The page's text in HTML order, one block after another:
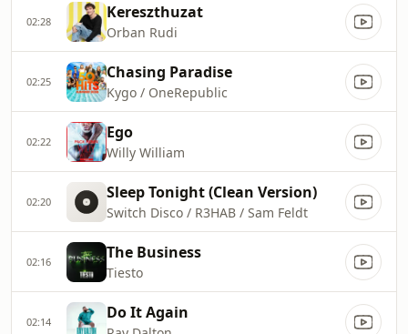
02:28 Kereszthuzat
Orban Rudi
02:25 Chasing Paradise
Kygo / OneRepublic
02:22 Ego
Willy William
02:20 Sleep Tonight (Clean Version)
Switch Disco / R3HAB / Sam Feldt
02:16 The Business
Tiesto
02:14 Do It Again